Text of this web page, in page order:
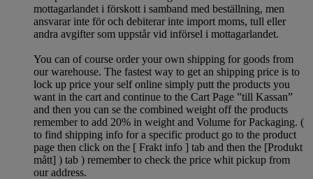
mottagarlandet i förskott i samband med beställning, men
ansvarar inte för och debiterar inte import moms, tull eller
andra avgifter som uppstår vid införsel i mottagarlandet.
You can of course order your own shipping for goods from
our warehouse. The fastest way to get an shipping price is to
lock up price your self online simply putt the products you
want in the cart and continue to the Cart Page ”till Kassan”
and then you can se the combined weight off the products
remember to add 20% in weight and Volume for Packaging. (
to find shipping info for a specific product go to the product
page then click on the [ Frakt info ] tab and then the [Produkt
mått] ) tab ) rememberto check the price whit pickup from
our address.